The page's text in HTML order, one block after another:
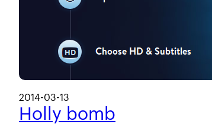
2014-03-13
Holly bomb